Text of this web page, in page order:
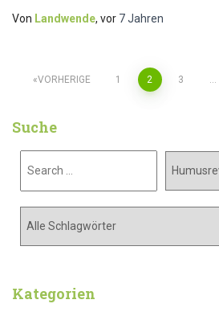
Von Landwende, vor 7 Jahren
VORHERIGE 1 2 3 …
Suche
Kategorien